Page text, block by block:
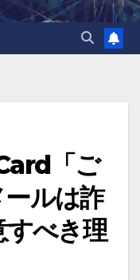
「ご
ルは詐
すべき理